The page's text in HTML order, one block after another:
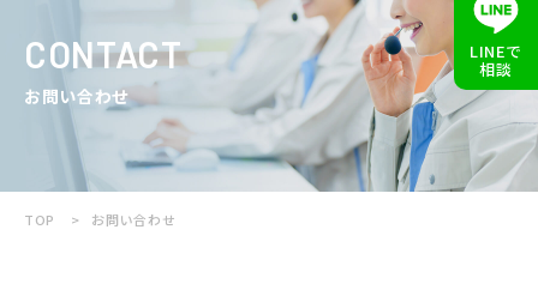
CONTACT
お問い合わせ
TOP お問い合わせ
LINEで
相談